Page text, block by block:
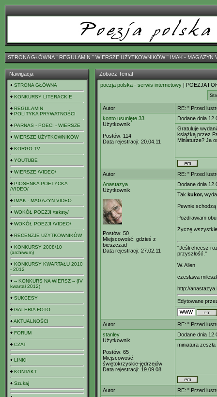
STRONA GŁÓWNAˇ REGULAMIN ˇ WIERSZE UŻYTKOWNIKÓWˇ IMAK - MAGAZYN
Nawigacja
STRONA GŁÓWNA
KONKURSY LITERACKIE
REGULAMIN
POLITYKA PRYWATNOŚCI
PARNAS - POECI - WIERSZE
WIERSZE UŻYTKOWNIKÓW
KORGO TV
YOUTUBE
WIERSZE /VIDEO/
PIOSENKA POETYCKA
/VIDEO/
IMAK - MAGAZYN VIDEO
WOKÓŁ POEZJI /teksty/
WOKÓŁ POEZJI /VIDEO/
RECENZJE UŻYTKOWNIKÓW
KONKURSY 2008/10
(archiwum)
KONKURSY KWARTAŁU 2010
- 2012
-- KONKURS NA WIERSZ -- (IV
kwartał 2012)
SUKCESY
GALERIA FOTO
AKTUALNOŚCI
FORUM
CZAT
LINKI
KONTAKT
Szukaj
Zobacz Temat
poezja polska - serwis internetowy | POEZJA I
Autor
RE: " Przed
konto usunięte 33
Użytkownik
Postów: 114
Data rejestracji: 20.04.11
Dodane dnia
Gratuluje
książką przez
Miniaturze? Ja
Autor
RE: " Przed
Anastazya
Użytkownik
Postów: 50
Miejscowość: gdzieś z
bieszczad
Data rejestracji: 27.02.11
Dodane dnia
Tak kukor,
Pewnie
Pozdrawiam
Życzę
"Jeśli chcesz
przyszłość."
W. Allen
czesława
http://
Edytowane
Autor
RE: " Przed
stanley
Użytkownik
Postów: 65
Miejscowość:
świętokrzyskie-jędrzejów
Data rejestracji: 19.09.08
Dodane dnia
miniatura
Autor
RE: " Przed